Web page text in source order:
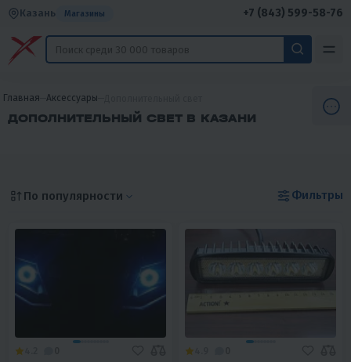
Казань Магазины +7 (843) 599-58-76
Главная Аксессуары
ДОПОЛНИТЕЛЬНЫЙ СВЕТ В КАЗАНИ
По популярности Фильтры